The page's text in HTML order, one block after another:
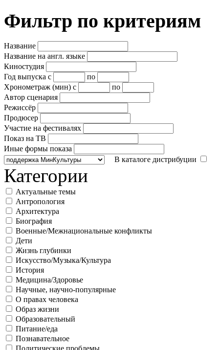
Фильтр по критериям
Название
Название на англ. языке
Киностудия
Год выпуска с
по
Хронометраж (мин) с
по
Автор сценария
Режиссёр
Продюсер
Участие на фестивалях
Показ на ТВ
Иные формы показа
В каталоге дистрибуции
Категории
Актуальные темы
Антропология
Архитектура
Биография
Военные/Межнациональные конфликты
Дети
Жизнь глубинки
Искусство/Музыка/Культура
История
Медицина/Здоровье
Научные, научно-популярные
О правах человека
Образ жизни
Образовательный
Питание/еда
Познавательное